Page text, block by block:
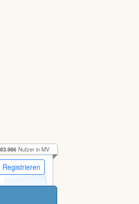
Registrieren
Nutzer in MV